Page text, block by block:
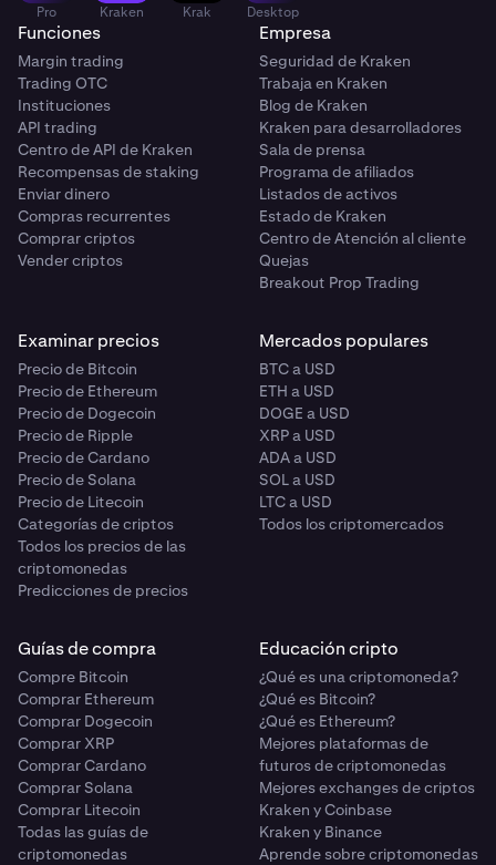
Pro Kraken Krak Desktop
Funciones
Margin trading
Trading OTC
Instituciones
API trading
Centro de API de Kraken
Recompensas de staking
Enviar dinero
Compras recurrentes
Comprar criptos
Vender criptos
Empresa
Seguridad de Kraken
Trabaja en Kraken
Blog de Kraken
Kraken para desarrolladores
Sala de prensa
Programa de afiliados
Listados de activos
Estado de Kraken
Centro de Atención al cliente
Quejas
Breakout Prop Trading
Examinar precios
Precio de Bitcoin
Precio de Ethereum
Precio de Dogecoin
Precio de Ripple
Precio de Cardano
Precio de Solana
Precio de Litecoin
Categorías de criptos
Todos los precios de las
criptomonedas
Predicciones de precios
Mercados populares
BTC a USD
ETH a USD
DOGE a USD
XRP a USD
ADA a USD
SOL a USD
LTC a USD
Todos los criptomercados
Guías de compra
Compre Bitcoin
Comprar Ethereum
Comprar Dogecoin
Comprar XRP
Comprar Cardano
Comprar Solana
Comprar Litecoin
Todas las guías de
criptomonedas
Educación cripto
¿Qué es una criptomoneda?
¿Qué es Bitcoin?
¿Qué es Ethereum?
Mejores plataformas de
futuros de criptomonedas
Mejores exchanges de criptos
Kraken y Coinbase
Kraken y Binance
Aprende sobre criptomonedas